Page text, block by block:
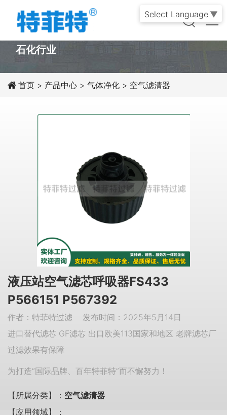
PRODUCT
石化行业
首页 > 产品中心 > 气体净化 > 空气滤清器
液压站空气滤芯呼吸器FS433
P566151 P567392
作者：特菲特过滤 发布时间：2025年5月14日
进口替代滤芯 GF滤芯 出口欧美113国家和地区 老牌滤芯厂
过滤效果有保障
为打造“国际品牌、百年特菲特”而不懈努力！
【所属分类】： 空气滤清器
【应用领域】：
Select Language ▼